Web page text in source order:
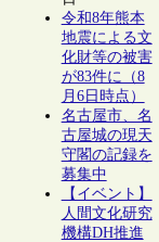
令和8年熊本
地震による文
化財等の被害
が83件に（8
月6日時点）
名古屋市、名
古屋城の現天
守閣の記録を
募集中
【イベント】
人間文化研究
機構DH推進